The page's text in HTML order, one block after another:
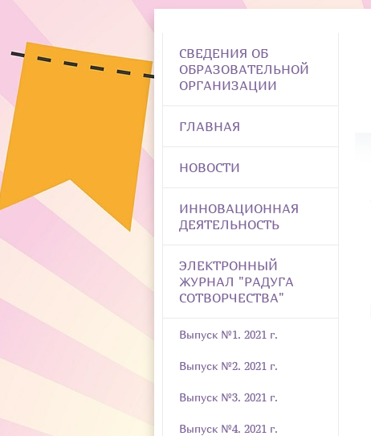
СВЕДЕНИЯ ОБ
ОБРАЗОВАТЕЛЬНОЙ
ОРГАНИЗАЦИИ
ГЛАВНАЯ
НОВОСТИ
ИННОВАЦИОННАЯ
ДЕЯТЕЛЬНОСТЬ
ЭЛЕКТРОННЫЙ
ЖУРНАЛ "РАДУГА
СОТВОРЧЕСТВА"
Выпуск №1. 2021 г.
Выпуск №2. 2021 г.
Выпуск №3. 2021 г.
Выпуск №4. 2021 г.